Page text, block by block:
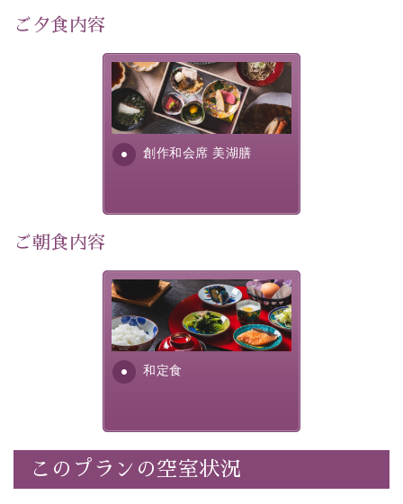
体験もお楽しみいただけます。
この一年限りの機会に、記憶に残るひとときをお過ごし
-----------【安心への取り組み】----------
個室料亭、貸切風呂のご利用が可能な上、 安心安全にご
----------------------------------------------
・1,500円分館内利用券（1部屋につき1枚）
・水墨画巡りのご参加
・記念写真＆15周年オリジナル【フォトフレームカー
ド】プレゼント（1部屋につき1枚）
・朝夕個室料亭で個室食
・諏訪大社4社を巡る無料参拝バス（事前予約制）
・館内着をご用意
ご夕食内容
創作和会席 美湖膳
美湖膳とは諏訪の地で特別を
提供する為に料理長・神原 裕
明が考え出した創作和会席で
す。美しい諏訪湖の幸...
ご朝食内容
和定食
さっぱりとした和食膳に使わ
れる食材は、諏訪の名産品を
ふんだんに取り入れ、安心・
安全を心掛けた長野県産...
このプランの空室状況